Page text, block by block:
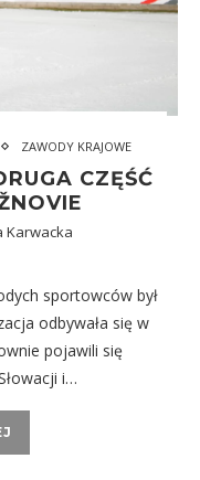
ZAWODY KRAJOWE
CZĘŚĆ
Karwacka
sportowców był
odbywała się w
pojawili się
i…